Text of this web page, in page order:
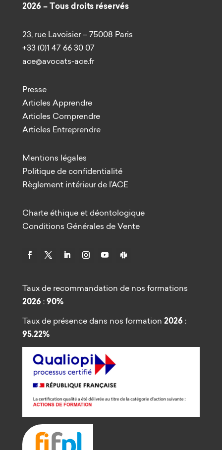
2026 – Tous droits réservés
23, rue Lavoisier – 75008 Paris
+33 (0)1 47 66 30 07
ace@avocats-ace.fr
Presse
Articles Apprendre
Articles Comprendre
Articles Entreprendre
Mentions légales
Politique de confidentialité
Règlement intérieur de l’ACE
Charte éthique et déontologique
Conditions Générales de Vente
Taux de recommandation de nos formations
2026 :90%
Taux de présence dans nos formation 2026 :
95.22%